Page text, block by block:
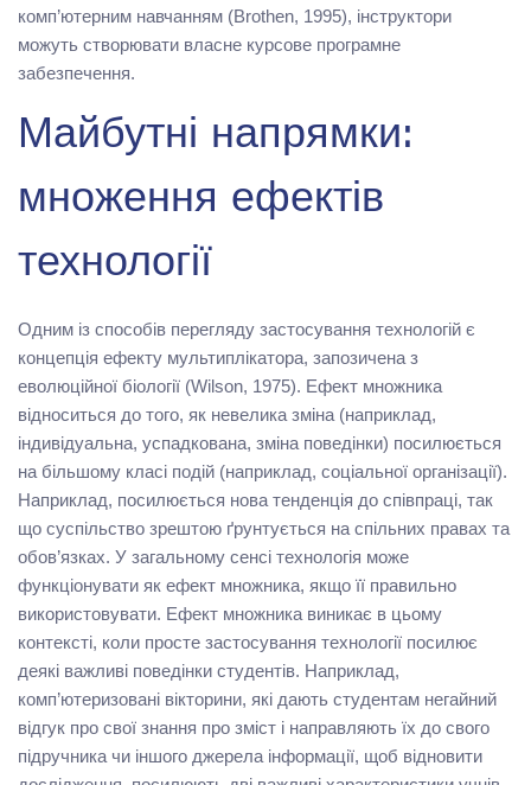
комп’ютерним навчанням (Brothen, 1995), інструктори
можуть створювати власне курсове програмне
забезпечення.
Майбутні напрямки:
множення ефектів
технології
Одним із способів перегляду застосування технологій є
концепція ефекту мультиплікатора, запозичена з
еволюційної біології (Wilson, 1975). Ефект множника
відноситься до того, як невелика зміна (наприклад,
індивідуальна, успадкована, зміна поведінки) посилюється
на більшому класі подій (наприклад, соціальної організації).
Наприклад, посилюється нова тенденція до співпраці, так
що суспільство зрештою ґрунтується на спільних правах та
обов’язках. У загальному сенсі технологія може
функціонувати як ефект множника, якщо її правильно
використовувати. Ефект множника виникає в цьому
контексті, коли просте застосування технології посилює
деякі важливі поведінки студентів. Наприклад,
комп’ютеризовані вікторини, які дають студентам негайний
відгук про свої знання про зміст і направляють їх до свого
підручника чи іншого джерела інформації, щоб відновити